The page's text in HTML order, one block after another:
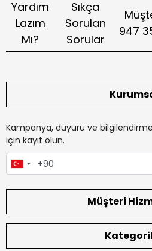
Yardım
Lazım
Mı?
Sıkça
Sorulan
Sorular
947
Kampanya, duyuru ve
için kayıt olun.
Müşteri